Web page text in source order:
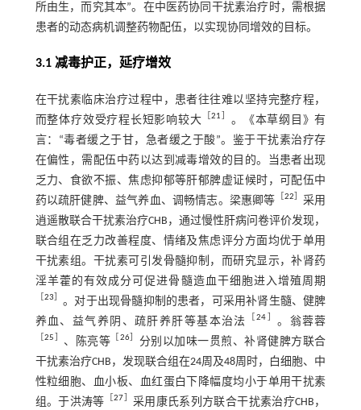
所由生，而究其本”。在中医药协同干扰素治疗时，需根据
患者的动态病机调整药物配伍，以实现协同增效的目标。
3.1 减毒护正，延疗增效
在干扰素临床治疗过程中，患者往往难以坚持完整疗程，
而整体疗效受疗程长短影响较大 ［21］ 。《本草纲目》有
言：“毒者缓之于甘，急者缓之于酸”。鉴于干扰素治疗存
在偏性，需配伍中药以达到减毒增效的目的。当患者出现
乏力、食欲不振、焦虑抑郁等肝郁脾虚证候时，可配伍中
药以疏肝健脾、益气养血、调畅情志。梁惠卿等 ［22］ 采用
逍遥散联合干扰素治疗CHB，通过慢性肝病问卷评价发现，
联合组在乏力改善程度、情绪及焦虑评分方面均优于单用
干扰素组。干扰素可引发骨髓抑制，而研究显示，补肾药
淫羊藿的有效成分可促进骨髓造血干细胞进入增殖周期
［23］ 。对于出现骨髓抑制的患者，可采用补肾生髓、健脾
养血、益气养阴、疏肝养肝等基本治法
［24］ 。翁蓉蓉
［25］ 、陈亮等 ［26］ 分别以加味一贯煎、补肾健脾方联合
干扰素治疗CHB，发现联合组在24周及48周时，白细胞、中
性粒细胞、血小板、血红蛋白下降幅度均小于单用干扰素
组。于洪涛等 ［27］ 采用康氏系列方联合干扰素治疗CHB，